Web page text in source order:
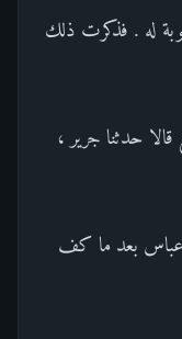
له . فذكرت ذلك
حدثنا جرير ،
عباس بعد ما كف